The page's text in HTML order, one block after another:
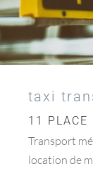
taxi
11 PLACE
Transport
location de